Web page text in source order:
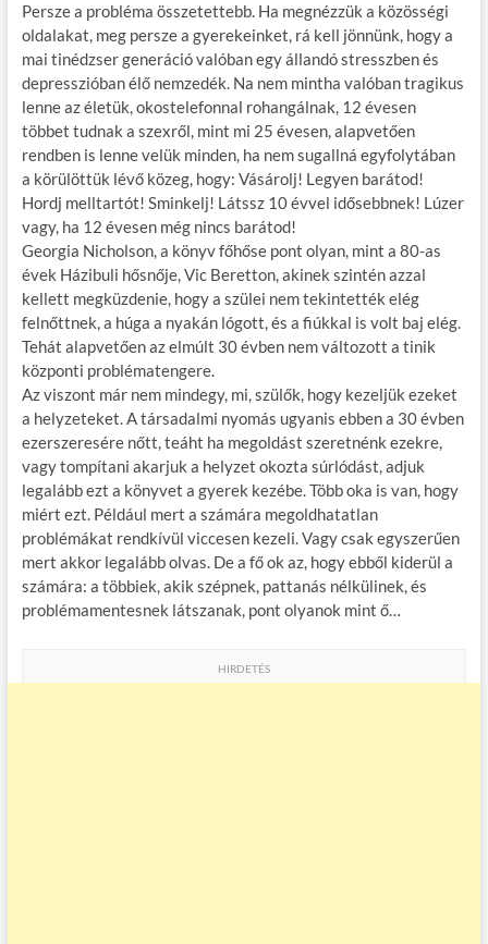
Persze a probléma összetettebb. Ha megnézzük a közösségi
oldalakat, meg persze a gyerekeinket, rá kell jönnünk, hogy a
mai tinédzser generáció valóban egy állandó stresszben és
depresszióban élő nemzedék. Na nem mintha valóban tragikus
lenne az életük, okostelefonnal rohangálnak, 12 évesen
többet tudnak a szexről, mint mi 25 évesen, alapvetően
rendben is lenne velük minden, ha nem sugallná egyfolytában
a körülöttük lévő közeg, hogy: Vásárolj! Legyen barátod!
Hordj melltartót! Sminkelj! Látssz 10 évvel idősebbnek! Lúzer
vagy, ha 12 évesen még nincs barátod!
Georgia Nicholson, a könyv főhőse pont olyan, mint a 80-as
évek Házibuli hősnője, Vic Beretton, akinek szintén azzal
kellett megküzdenie, hogy a szülei nem tekintették elég
felnőttnek, a húga a nyakán lógott, és a fiúkkal is volt baj elég.
Tehát alapvetően az elmúlt 30 évben nem változott a tinik
központi problématengere.
Az viszont már nem mindegy, mi, szülők, hogy kezeljük ezeket
a helyzeteket. A társadalmi nyomás ugyanis ebben a 30 évben
ezerszeresére nőtt, teáht ha megoldást szeretnénk ezekre,
vagy tompítani akarjuk a helyzet okozta súrlódást, adjuk
legalább ezt a könyvet a gyerek kezébe. Több oka is van, hogy
miért ezt. Például mert a számára megoldhatatlan
problémákat rendkívül viccesen kezeli. Vagy csak egyszerűen
mert akkor legalább olvas. De a fő ok az, hogy ebből kiderül a
számára: a többiek, akik szépnek, pattanás nélkülinek, és
problémamentesnek látszanak, pont olyanok mint ő…
HIRDETÉS